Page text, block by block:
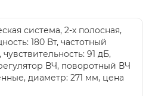
система, 2-х полосная,
180 Вт, частотный
91 дБ,
ВЧ, поворотный ВЧ
диаметр: 271 мм, цена